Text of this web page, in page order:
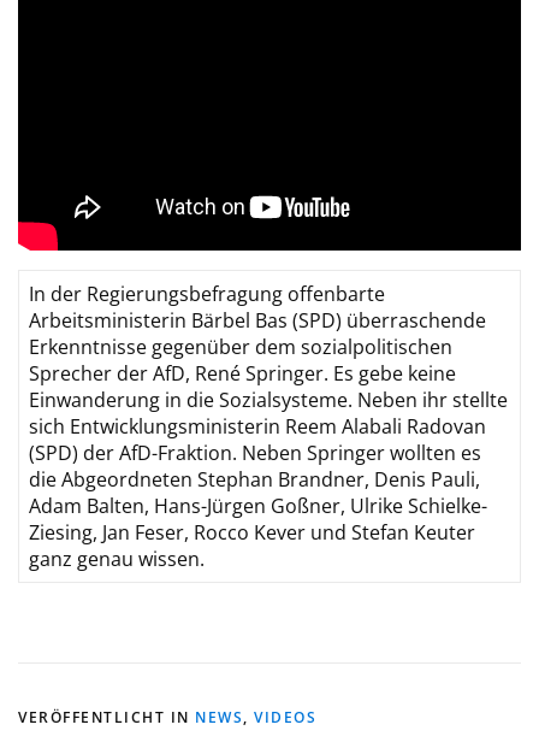
In der Regierungsbefragung offenbarte
Arbeitsministerin Bärbel Bas (SPD) überraschende
Erkenntnisse gegenüber dem sozialpolitischen
Sprecher der AfD, René Springer. Es gebe keine
Einwanderung in die Sozialsysteme. Neben ihr stellte
sich Entwicklungsministerin Reem Alabali Radovan
(SPD) der AfD-Fraktion. Neben Springer wollten es
die Abgeordneten Stephan Brandner, Denis Pauli,
Adam Balten, Hans-Jürgen Goßner, Ulrike Schielke-
Ziesing, Jan Feser, Rocco Kever und Stefan Keuter
ganz genau wissen.
VERÖFFENTLICHT IN NEWS, VIDEOS